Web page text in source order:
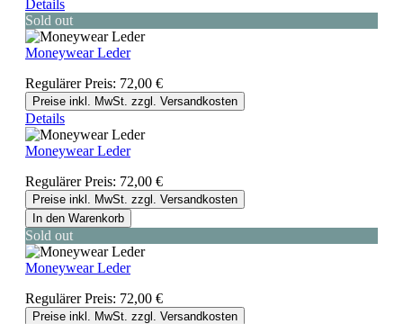
Details
Sold out
Moneywear Leder
Regulärer Preis: 72,00 €
Preise inkl. MwSt. zzgl. Versandkosten
Details
Moneywear Leder
Regulärer Preis: 72,00 €
Preise inkl. MwSt. zzgl. Versandkosten
In den Warenkorb
Sold out
Moneywear Leder
Regulärer Preis: 72,00 €
Preise inkl. MwSt. zzgl. Versandkosten